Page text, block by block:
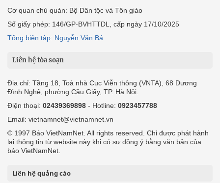
Cơ quan chủ quản: Bộ Dân tộc và Tôn giáo
Số giấy phép: 146/GP-BVHTTDL, cấp ngày 17/10/2025
Tổng biên tập: Nguyễn Văn Bá
Liên hệ tòa soạn
Địa chỉ: Tầng 18, Toà nhà Cục Viễn thông (VNTA), 68 Dương
Đình Nghệ, phường Cầu Giấy, TP. Hà Nội.
Điện thoại: 02439369898 - Hotline: 0923457788
Email: vietnamnet@vietnamnet.vn
© 1997 Báo VietNamNet. All rights reserved. Chỉ được phát hành
lại thông tin từ website này khi có sự đồng ý bằng văn bản của
báo VietNamNet.
Liên hệ quảng cáo